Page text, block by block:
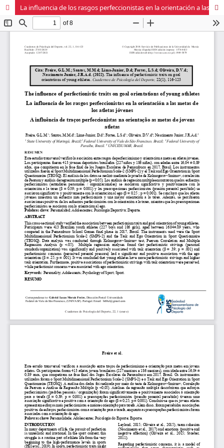
La influencia de los rasgos perfeccionistas en la orientación a las metas de los atletas jóvenes